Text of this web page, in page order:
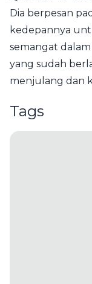
Dia berpesan
kedepannya
semangat
yang sudah
menjulang dan
Tags